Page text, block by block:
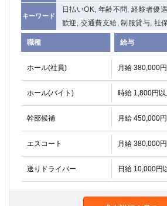
キーワード
日払いOK, 年齢不問, 経験者優
歓迎, 交通費支給, 制服貸与, 社
職種 給与
ホール(社員) 月給 380,000
ホール(バイト) 時給 1,800円以
幹部候補 月給 450,000
エスコート 月給 380,000
送りドライバー 日給 10,000円